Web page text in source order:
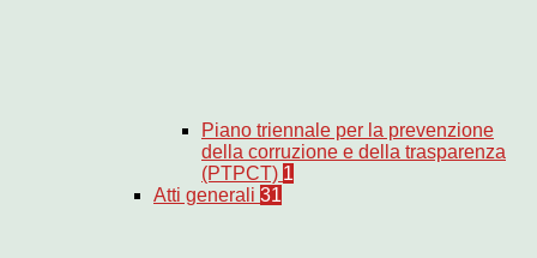
Piano triennale per la prevenzione
della corruzione e della trasparenza
(PTPCT) 1
Atti generali 31